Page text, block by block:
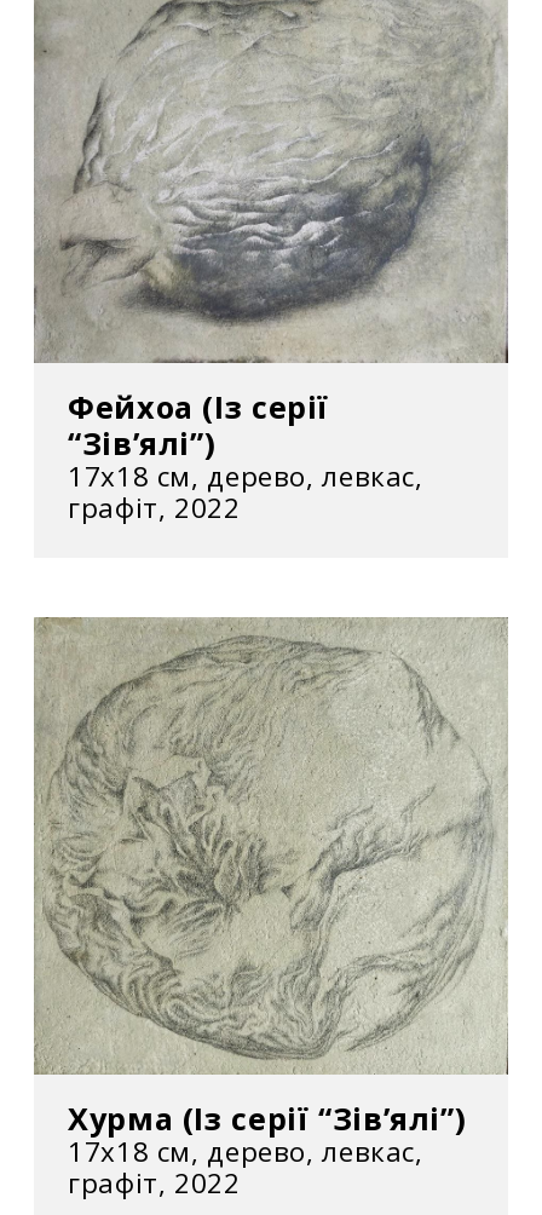
образотворчого мистецтва і архітектури за
дипломний проект “Вавилонська вежа”.
Персональна виставка
2022 – Проєкт “Захищене”. Галерея Navas.
Відень. Австрія.
Фейхоа (Із серії
“Зів’ялі”)
17х18 см, дерево, левкас,
графіт, 2022
Хурма (Із серії “Зів’ялі”)
17х18 см, дерево, левкас,
графіт, 2022